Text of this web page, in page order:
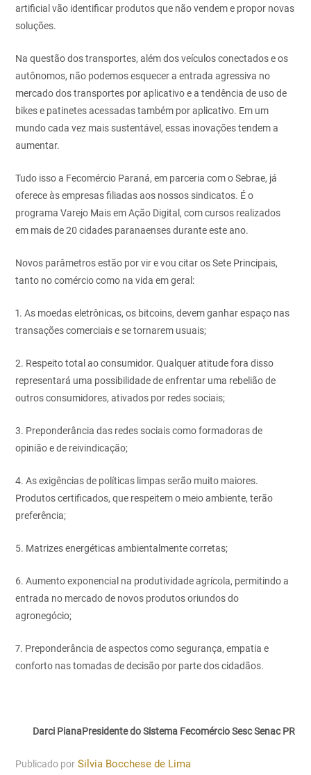
artificial vão identificar produtos que nãovendem e propor novas
soluções.
Na questão dos transportes, além dos veículos conectados e os
autônomos, não podemos esquecer a entrada agressiva no
mercado dos transportes por aplicativo e a tendência de uso de
bikes e patinetes acessadastambém por aplicativo. Em um
mundo cada vez mais sustentável, essas inovações tendem a
aumentar.
Tudo isso a Fecomércio Paraná, em parceria com o Sebrae, já
oferece àsempresas filiadas aos nossos sindicatos. É o
programa Varejo Mais emAção Digital, com cursos realizados
em mais de 20 cidades paranaensesdurante este ano.
Novos parâmetros estão por vir e vou citar os Sete Principais,
tanto nocomércio como na vida em geral:
1. As moedas eletrônicas, os bitcoins, devem ganhar espaço nas
transações comerciaise se tornarem usuais;
2. Respeito total ao consumidor. Qualquer atitude fora disso
representará uma possibilidadede enfrentar uma rebelião de
outros consumidores, ativados por redes sociais;
3. Preponderância das redes sociais como formadoras de
opinião e de reivindicação;
4. As exigências de políticas limpas serão muito maiores.
Produtos certificados, que respeitem o meio ambiente, terão
preferência;
5. Matrizes energéticas ambientalmentecorretas;
6. Aumento exponencial na produtividade agrícola, permitindoa
entrada no mercadode novos produtos oriundosdo
agronegócio;
7. Preponderância de aspectoscomo segurança, empatia e
conforto nas tomadasde decisão por parte dos cidadãos.
Darci PianaPresidente do Sistema Fecomércio Sesc Senac PR
Publicado por Silvia Bocchese de Lima